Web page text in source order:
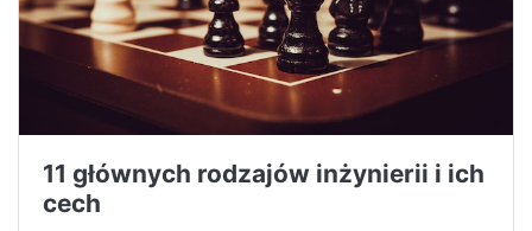
11 głównych rodzajów inżynierii i ich
cech